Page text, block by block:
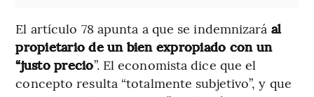
El artículo 78 apunta a que se indemnizará al
propietario de un bien expropiado con un
“justo precio”. El economista dice que el
concepto resulta “totalmente subjetivo”, y que